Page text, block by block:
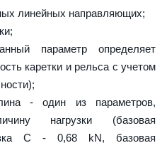
линейных направляющих;
параметр определяет
каретки и рельса с учетом
- один из параметров,
нагрузки (базовая
C - 0,68 kN, базовая